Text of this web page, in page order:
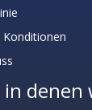
Konditionen
in